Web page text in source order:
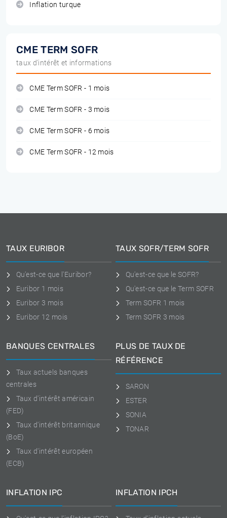
Inflation turque
CME TERM SOFR
taux d'intérêt et informations
CME Term SOFR - 1 mois
CME Term SOFR - 3 mois
CME Term SOFR - 6 mois
CME Term SOFR - 12 mois
TAUX EURIBOR
Qu'est-ce que l'Euribor?
Euribor 1 mois
Euribor 3 mois
Euribor 12 mois
TAUX SOFR/TERM SOFR
Qu'est-ce que le SOFR?
Qu'est-ce que le Term SOFR
Term SOFR 1 mois
Term SOFR 3 mois
BANQUES CENTRALES
Taux actuels banques
centrales
Taux d'intérêt américain
(FED)
Taux d'intérêt britannique
(BoE)
Taux d'intérêt européen
(ECB)
PLUS DE TAUX DE
RÉFÉRENCE
SARON
ESTER
SONIA
TONAR
INFLATION IPC INFLATION IPCH